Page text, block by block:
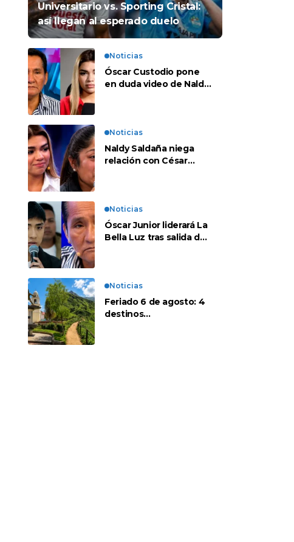
Universitario vs. Sporting Cristal:
así llegan al esperado duelo
Noticias
Óscar Custodio pone
en duda video de Naldy
Noticias
Naldy Saldaña niega
relación con César
Noticias
Óscar Junior liderará La
Bella Luz tras salida de
Noticias
Feriado 6 de agosto: 4
destinos